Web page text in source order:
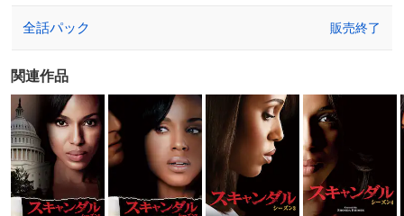
全話パック 販売終了
関連作品